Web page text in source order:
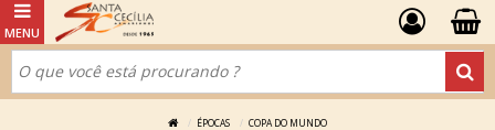
ÉPOCAS COPA DO MUNDO